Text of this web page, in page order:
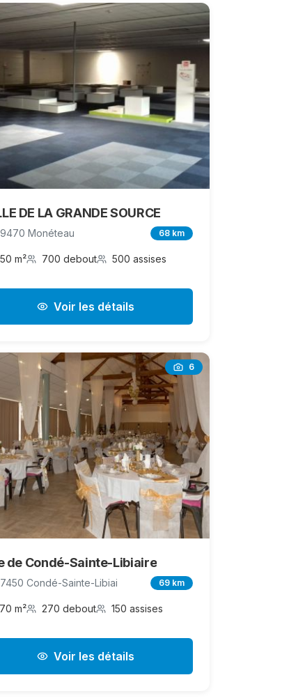
DE LA GRANDE SOURCE
Monéteau 68 km
m² 700 debout 500 assises
Voir les détails
6
de Condé-Sainte-Libiaire
Condé-Sainte-Libiai 69 km
m² 270 debout 150 assises
Voir les détails